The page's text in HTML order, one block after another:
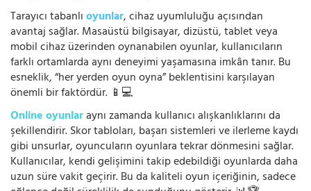
Tarayıcı tabanlıoyunlar, cihaz uyumluluğu açısından
avantaj sağlar. Masaüstü bilgisayar, dizüstü, tablet veya
mobil cihaz üzerinden oynanabilen oyunlar, kullanıcıların
farklı ortamlarda aynı deneyimi yaşamasına imkân tanır. Bu
esneklik, “her yerden oyun oyna” beklentisini karşılayan
önemli bir faktördür. 📱💻
Online oyunlaraynı zamanda kullanıcı alışkanlıklarını da
şekillendirir. Skor tabloları, başarı sistemleri ve ilerleme kaydı
gibi unsurlar, oyuncuların oyunlara tekrar dönmesini sağlar.
Kullanıcılar, kendi gelişimini takip edebildiği oyunlarda daha
uzun süre vakit geçirir. Bu da kaliteli oyun içeriğinin, sadece